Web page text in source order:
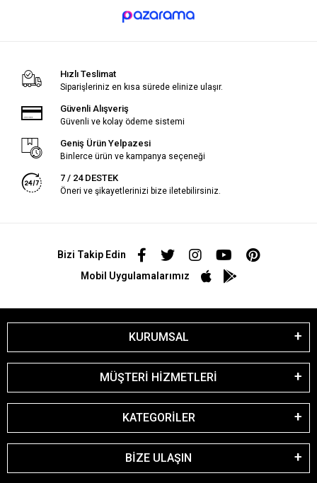
Hızlı Teslimat
Siparişleriniz en kısa sürede elinize ulaşır.
Güvenli Alışveriş
Güvenli ve kolay ödeme sistemi
Geniş Ürün Yelpazesi
Binlerce ürün ve kampanya seçeneği
7 / 24 DESTEK
Öneri ve şikayetlerinizi bize iletebilirsiniz.
Bizi Takip Edin
Mobil Uygulamalarımız
KURUMSAL
MÜŞTERİ HİZMETLERİ
KATEGORİLER
BİZE ULAŞIN